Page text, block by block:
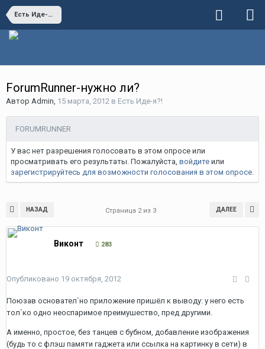
Есть Иде-я?!
ForumRunner-нужно ли?
Автор Admin, 15 марта, 2012 в Есть Иде-я?!
FORUMRUNNER
У вас нет разрешения голосовать в этом опросе или
просматривать его результаты. Пожалуйста, войдите или
зарегистрируйтесь для возможности голосования в этом опросе.
НАЗАД ДАЛЕЕ
Страница 2 из 3
Виконт 283
Опубликовано 19 октября, 2012
Поюзав основател`но приложение пришёл к выводу: у него есть
тол`ко одно неоспаримое преимушество, пред другими.
А именно, простое, без танцев с бубном, добавление изображения
(будь то с флэш памяти гаджета или ссылка на картинку в сети) в